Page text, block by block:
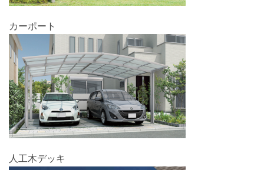
カーポート
人工木デッキ